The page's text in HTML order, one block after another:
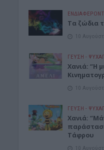
Τα ζώδια
10
ΓΕΎΣΗ -
Χανιά: “Η
10
ΓΕΎΣΗ -
Χανιά:
Τάφρου
10